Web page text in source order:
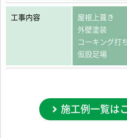
工事内容
屋根上葺き
外壁塗装
コーキング打
仮設足場
施工例一覧は